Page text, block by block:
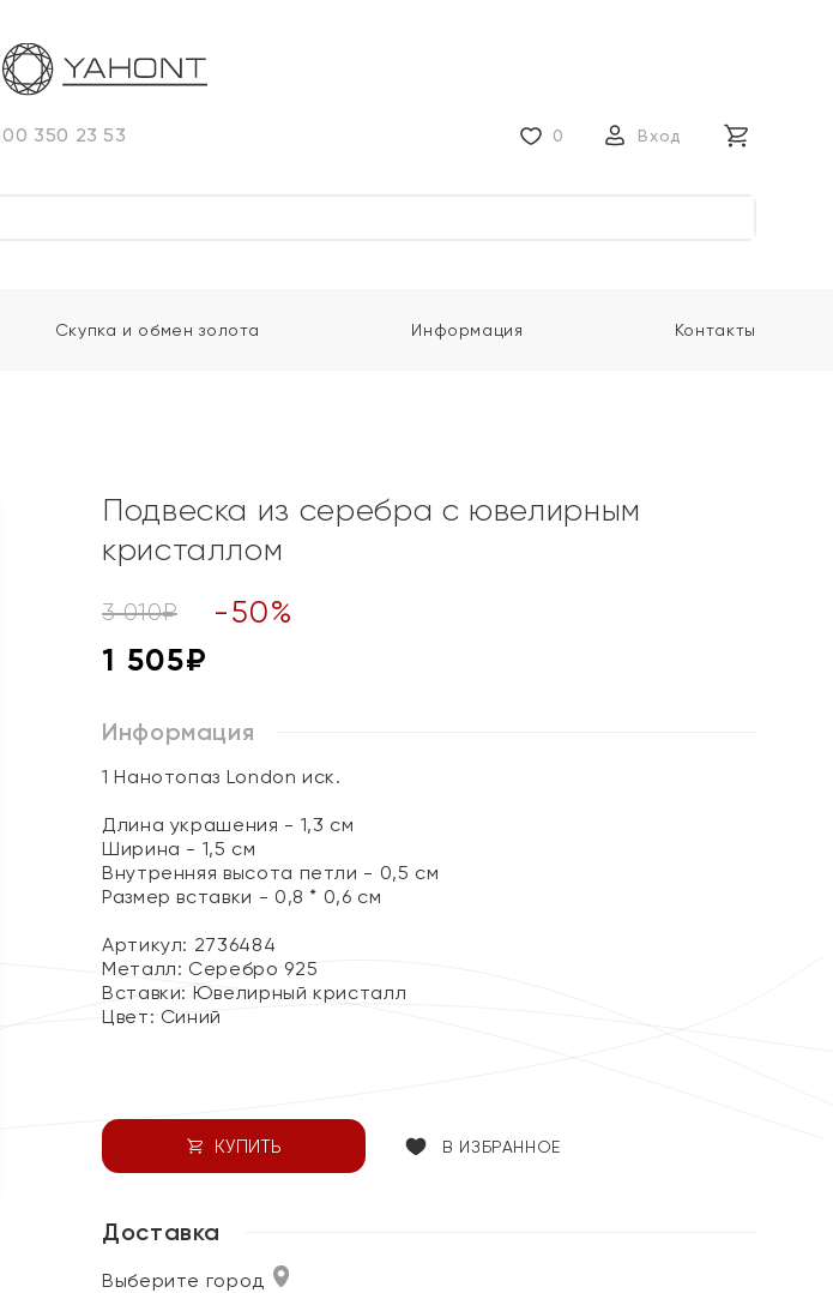
350 23 53 0 Вход
Скупка и обмен золота Информация Контакты
Подвеска из серебра с ювелирным
кристаллом
3 010₽ -50%
1 505₽
Информация
1 Нанотопаз London иск.
Длина украшения - 1,3 см
Ширина - 1,5 см
Внутренняя высота петли - 0,5 см
Размер вставки - 0,8 * 0,6 см
Артикул: 2736484
Металл: Серебро 925
Вставки: Ювелирный кристалл
Цвет: Синий
КУПИТЬ В ИЗБРАННОЕ
Доставка
Выберите город